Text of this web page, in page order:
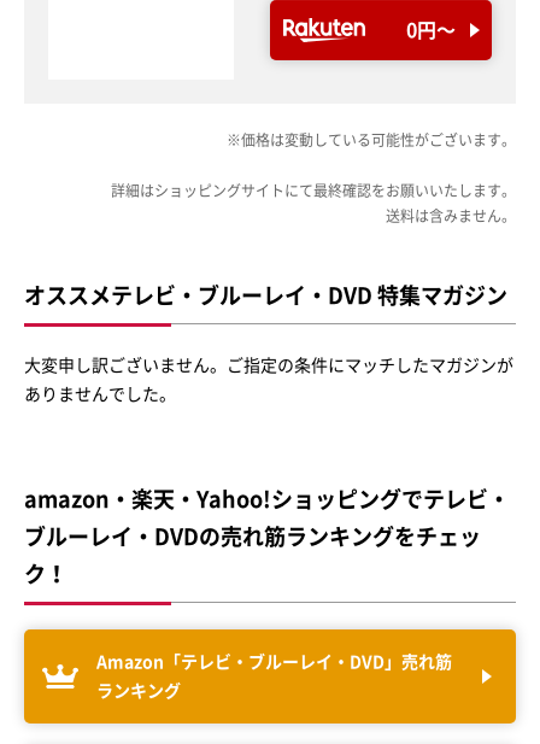
0円〜
※価格は変動している可能性がございます。
詳細はショッピングサイトにて最終確認をお願いいたします。
送料は含みません。
オススメテレビ・ブルーレイ・DVD 特集マガジン
大変申し訳ございません。ご指定の条件にマッチしたマガジンが
ありませんでした。
amazon・楽天・Yahoo!ショッピングでテレビ・
ブルーレイ・DVDの売れ筋ランキングをチェッ
ク！
Amazon「テレビ・ブルーレイ・DVD」売れ筋
ランキング